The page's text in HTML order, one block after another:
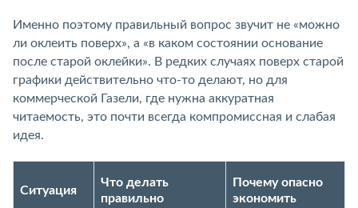
Именно поэтому правильный вопрос звучит не «можно
ли оклеить поверх», а «в каком состоянии основание
после старой оклейки». В редких случаях поверх старой
графики действительно что-то делают, но для
коммерческой Газели, где нужна аккуратная
читаемость, это почти всегда компромиссная и слабая
идея.
Ситуация
Что делать
правильно
Почему опасно
экономить